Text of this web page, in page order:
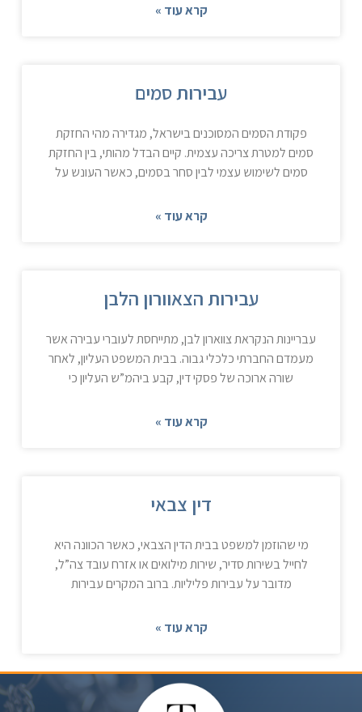
קרא עוד »
עבירות סמים
פקודת הסמים המסוכנים בישראל, מגדירה מהי החזקת
סמים למטרת צריכה עצמית. קיים הבדל מהותי, בין החזקת
סמים לשימוש עצמי לבין סחר בסמים, כאשר העונש על
קרא עוד »
עבירות הצאוורון הלבן
עבריינות הנקראת צווארון לבן, מתייחסת לעוברי עבירה אשר
מעמדם החברתי כלכלי גבוה. בבית המשפט העליון, לאחר
שורה ארוכה של פסקי דין, קבע ביהמ”ש העליון כי
קרא עוד »
דין צבאי
מי שהוזמן למשפט בבית הדין הצבאי, כאשר הכוונה היא
לחייל בשירות סדיר, שירות מילואים או אזרח עובד צה”ל,
מדובר על עבירות פליליות. ברוב המקרים עבירות
קרא עוד »